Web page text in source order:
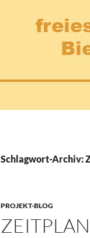
Schlagwort-Archiv:
PROJEKT-BLOG